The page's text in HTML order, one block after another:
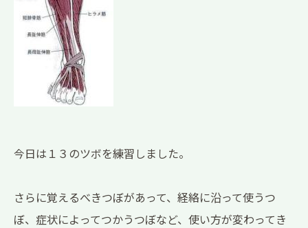
今日は１３のツボを練習しました。
さらに覚えるべきつぼがあって、経絡に沿って使うつ
ぼ、症状によってつかうつぼなど、使い方が変わってき